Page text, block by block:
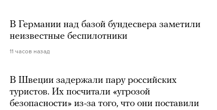
В Германии над базой бундесвера заметили
неизвестные беспилотники
11 часов назад
В Швеции задержали пару российских
туристов. Их посчитали «угрозой
безопасности» из-за того, что они поставили